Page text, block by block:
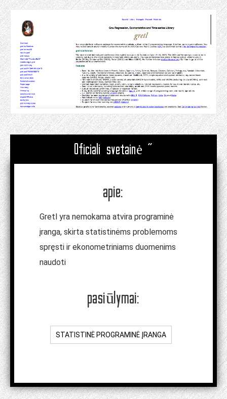
Oficiali svetainė "
apie:
Gretl yra nemokama atvira programinė
įranga, skirta statistinėms problemoms
spręsti ir ekonometriniams duomenims
naudoti
pasiūlymai:
STATISTINĖ PROGRAMINĖ ĮRANGA